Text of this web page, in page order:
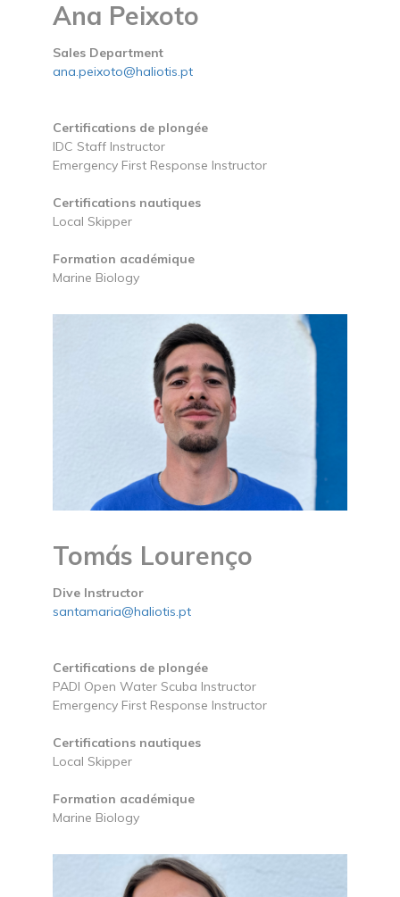
Ana Peixoto
Sales Department
ana.peixoto@haliotis.pt
Certifications de plongée
IDC Staff Instructor
Emergency First Response Instructor
Certifications nautiques
Local Skipper
Formation académique
Marine Biology
Tomás Lourenço
Dive Instructor
santamaria@haliotis.pt
Certifications de plongée
PADI Open Water Scuba Instructor
Emergency First Response Instructor
Certifications nautiques
Local Skipper
Formation académique
Marine Biology